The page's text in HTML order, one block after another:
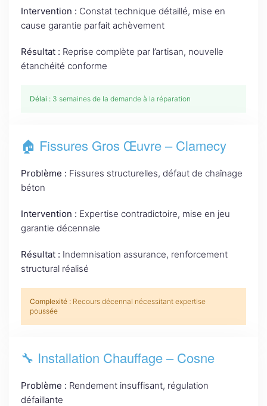
Intervention : Constat technique détaillé, mise en
cause garantie parfait achèvement
Résultat : Reprise complète par l’artisan, nouvelle
étanchéité conforme
Délai : 3 semaines de la demande à la réparation
🏠 Fissures Gros Œuvre – Clamecy
Problème : Fissures structurelles, défaut de chaînage
béton
Intervention : Expertise contradictoire, mise en jeu
garantie décennale
Résultat : Indemnisation assurance, renforcement
structural réalisé
Complexité : Recours décennal nécessitant expertise
poussée
🔧 Installation Chauffage – Cosne
Problème : Rendement insuffisant, régulation
défaillante